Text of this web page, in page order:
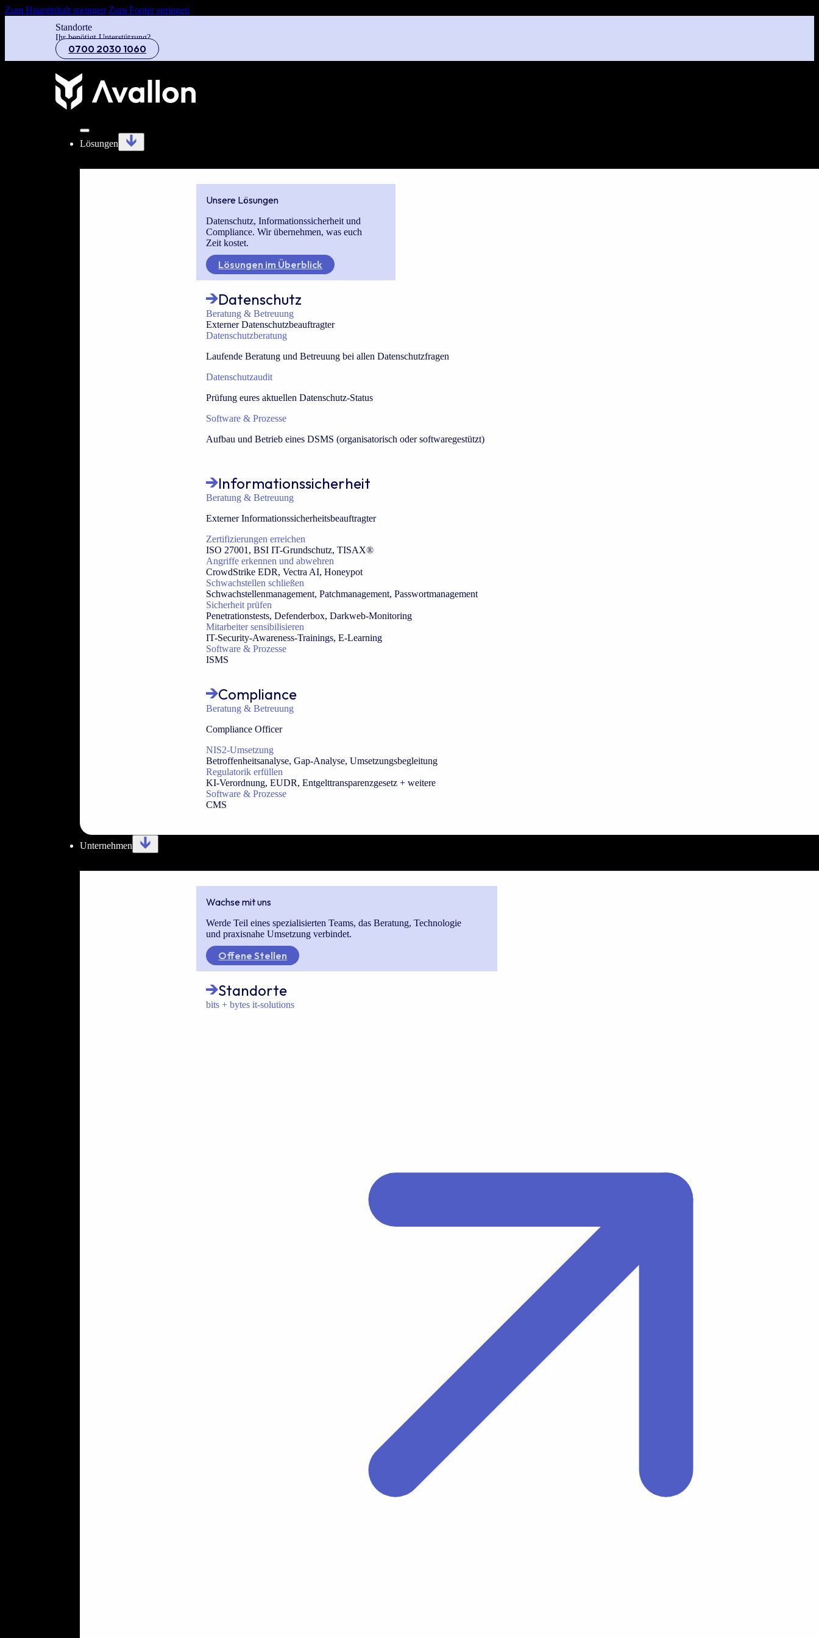
Zum Hauptinhalt springen Zum Footer springen
Standorte
Ihr benötigt Unterstützung?
0700 2030 1060
Lösungen
Unsere Lösungen
Datenschutz, Informationssicherheit und
Compliance. Wir übernehmen, was euch
Zeit kostet.
Lösungen im Überblick
Datenschutz
Beratung & Betreuung
Externer Datenschutzbeauftragter
Datenschutzberatung
Laufende Beratung und Betreuung bei allen Datenschutzfragen
Datenschutzaudit
Prüfung eures aktuellen Datenschutz-Status
Software & Prozesse
Aufbau und Betrieb eines DSMS (organisatorisch oder softwaregestützt)
Informationssicherheit
Beratung & Betreuung
Externer Informationssicherheitsbeauftragter
Zertifizierungen erreichen
ISO 27001, BSI IT-Grundschutz, TISAX®
Angriffe erkennen und abwehren
CrowdStrike EDR, Vectra AI, Honeypot
Schwachstellen schließen
Schwachstellenmanagement, Patchmanagement, Passwortmanagement
Sicherheit prüfen
Penetrationstests, Defenderbox, Darkweb-Monitoring
Mitarbeiter sensibilisieren
IT-Security-Awareness-Trainings, E-Learning
Software & Prozesse
ISMS
Compliance
Beratung & Betreuung
Compliance Officer
NIS2-Umsetzung
Betroffenheitsanalyse, Gap-Analyse, Umsetzungsbegleitung
Regulatorik erfüllen
KI-Verordnung, EUDR, Entgelttransparenzgesetz + weitere
Software & Prozesse
CMS
Unternehmen
Wachse mit uns
Werde Teil eines spezialisierten Teams, das Beratung, Technologie
und praxisnahe Umsetzung verbindet.
Offene Stellen
Standorte
bits + bytes it-solutions